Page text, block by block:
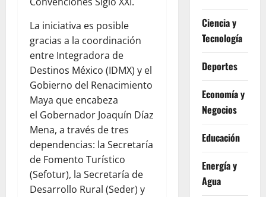
La iniciativa es posible
gracias a la coordinación
entre Integradora de
Destinos México (IDMX) y el
Gobierno del Renacimiento
Maya que encabeza
el Gobernador Joaquín Díaz
Mena, a través de tres
dependencias: la Secretaría
de Fomento Turístico
(Sefotur), la Secretaría de
Desarrollo Rural (Seder) y
Ciencia y
Tecnología
Deportes
Economía y
Negocios
Educación
Energía y
Agua